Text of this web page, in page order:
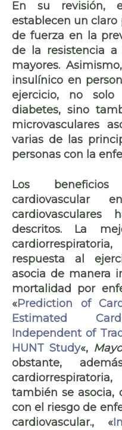
En su revisión,
establecen un
de fuerza en la
de la resistencia a
mayores.
insulínico en
ejercicio, no
diabetes, sino
microvasculares
varias de las
personas con la
Los
cardiovascular
cardiovasculares
descritos. La
respuesta al
asocia de manera
mortalidad por
«Prediction of
Estimated
Independent of
HUNT Study«,
obstante,
también se asocia,
con el riesgo de
cardiovascular., «